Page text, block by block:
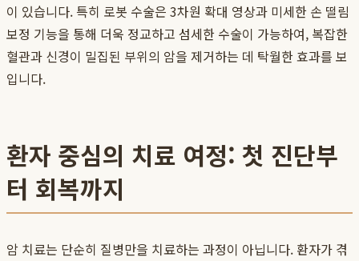
이 있습니다. 특히 로봇 수술은 3차원 확대 영상과 미세한 손 떨림
보정 기능을 통해 더욱 정교하고 섬세한 수술이 가능하여, 복잡한
혈관과 신경이 밀집된 부위의 암을 제거하는 데 탁월한 효과를 보
입니다.
환자 중심의 치료 여정: 첫 진단부
터 회복까지
암 치료는 단순히 질병만을 치료하는 과정이 아닙니다. 환자가 겪